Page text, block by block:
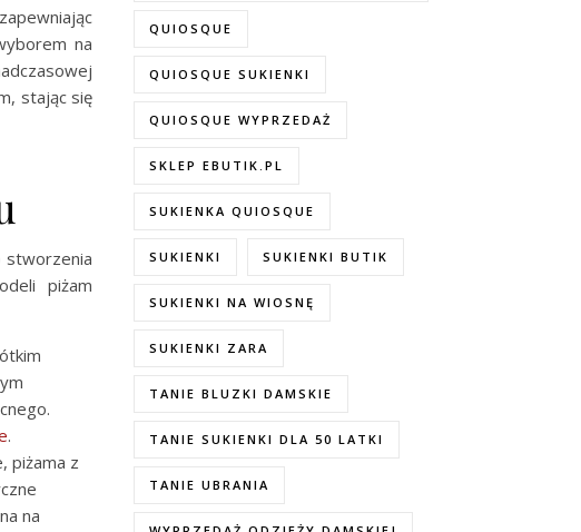
na
stając się
stworzenia
piżam
.
piżama z
na
QUIOSQUE
QUIOSQUE SUKIENKI
QUIOSQUE WYPRZEDAŻ
SKLEP EBUTIK.PL
SUKIENKA QUIOSQUE
SUKIENKI SUKIENKI BUTIK
SUKIENKI NA WIOSNĘ
SUKIENKI ZARA
TANIE BLUZKI DAMSKIE
TANIE SUKIENKI DLA 50 LATKI
TANIE UBRANIA